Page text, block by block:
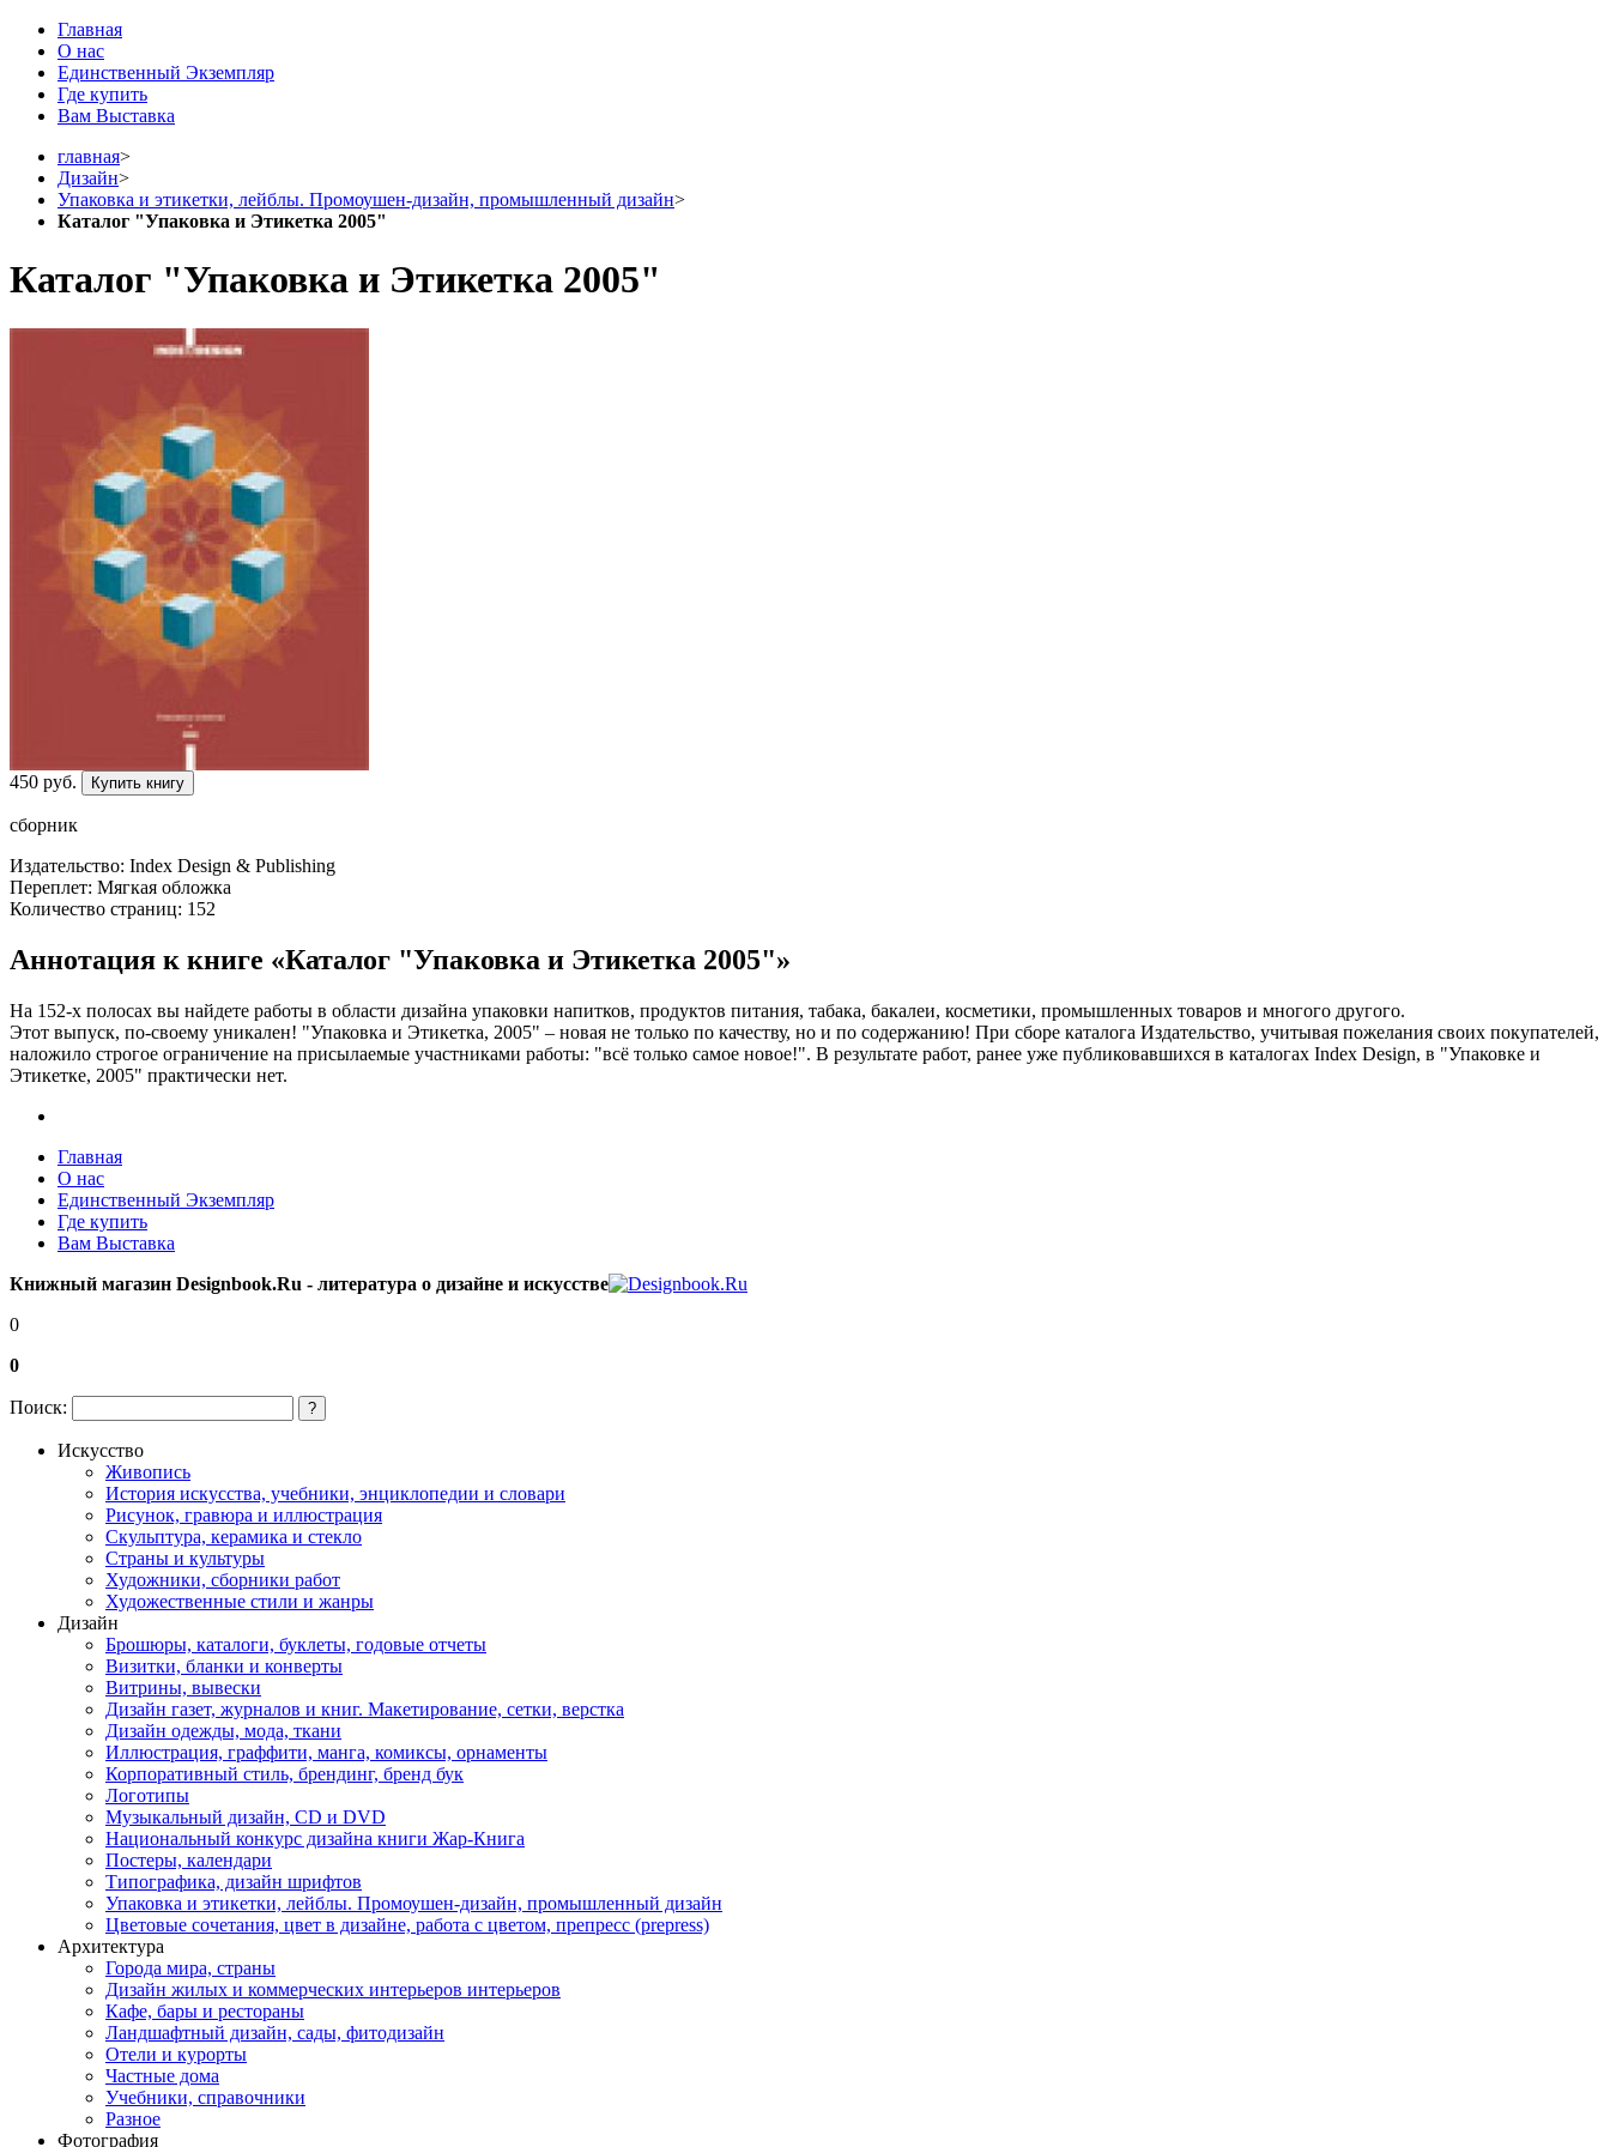
Главная
О нас
Единственный Экземпляр
Где купить
Вам Выставка
главная>
Дизайн>
Упаковка и этикетки, лейблы. Промоушен-дизайн, промышленный дизайн>
Каталог "Упаковка и Этикетка 2005"
Каталог "Упаковка и Этикетка 2005"
450 pуб. Купить книгу
сборник
Издательство: Index Design & Publishing
Переплет: Мягкая обложка
Количество страниц: 152
Аннотация к книге «Каталог "Упаковка и Этикетка 2005"»
На 152-х полосах вы найдете работы в области дизайна упаковки напитков, продуктов питания, табака, бакалеи, косметики, промышленных товаров и многого другого.
Этот выпуск, по-своему уникален! "Упаковка и Этикетка, 2005" – новая не только по качеству, но и по содержанию! При сборе каталога Издательство, учитывая пожелания своих покупателей,
наложило строгое ограничение на присылаемые участниками работы: "всё только самое новое!". В результате работ, ранее уже публиковавшихся в каталогах Index Design, в "Упаковке и
Этикетке, 2005" практически нет.
Главная
О нас
Единственный Экземпляр
Где купить
Вам Выставка
Книжный магазин Designbook.Ru - литература о дизайне и искусстве
0
0
Поиск: ?
Искусство
Живопись
История искусства, учебники, энциклопедии и словари
Рисунок, гравюра и иллюстрация
Скульптура, керамика и стекло
Страны и культуры
Художники, сборники работ
Художественные стили и жанры
Дизайн
Брошюры, каталоги, буклеты, годовые отчеты
Визитки, бланки и конверты
Витрины, вывески
Дизайн газет, журналов и книг. Макетирование, сетки, верстка
Дизайн одежды, мода, ткани
Иллюстрация, граффити, манга, комиксы, орнаменты
Корпоративный стиль, брендинг, бренд бук
Логотипы
Музыкальный дизайн, СD и DVD
Национальный конкурс дизайна книги Жар-Книга
Постеры, календари
Типографика, дизайн шрифтов
Упаковка и этикетки, лейблы. Промоушен-дизайн, промышленный дизайн
Цветовые сочетания, цвет в дизайне, работа с цветом, препресс (prepress)
Архитектура
Города мира, страны
Дизайн жилых и коммерческих интерьеров интерьеров
Кафе, бары и рестораны
Ландшафтный дизайн, сады, фитодизайн
Отели и курорты
Частные дома
Учебники, справочники
Разное
Фотография